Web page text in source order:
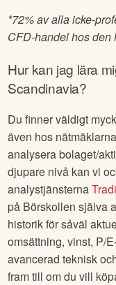
*72% av alla icke-
CFD-handel hos den
Hur kan jag lära
Scandinavia?
Du finner väldigt
även hos
analysera bolaget/
djupare nivå kan vi
analystjänsterna
på Börskollen själva
historik för såväl
omsättning, vinst, P/
avancerad teknisk
fram till om du vill